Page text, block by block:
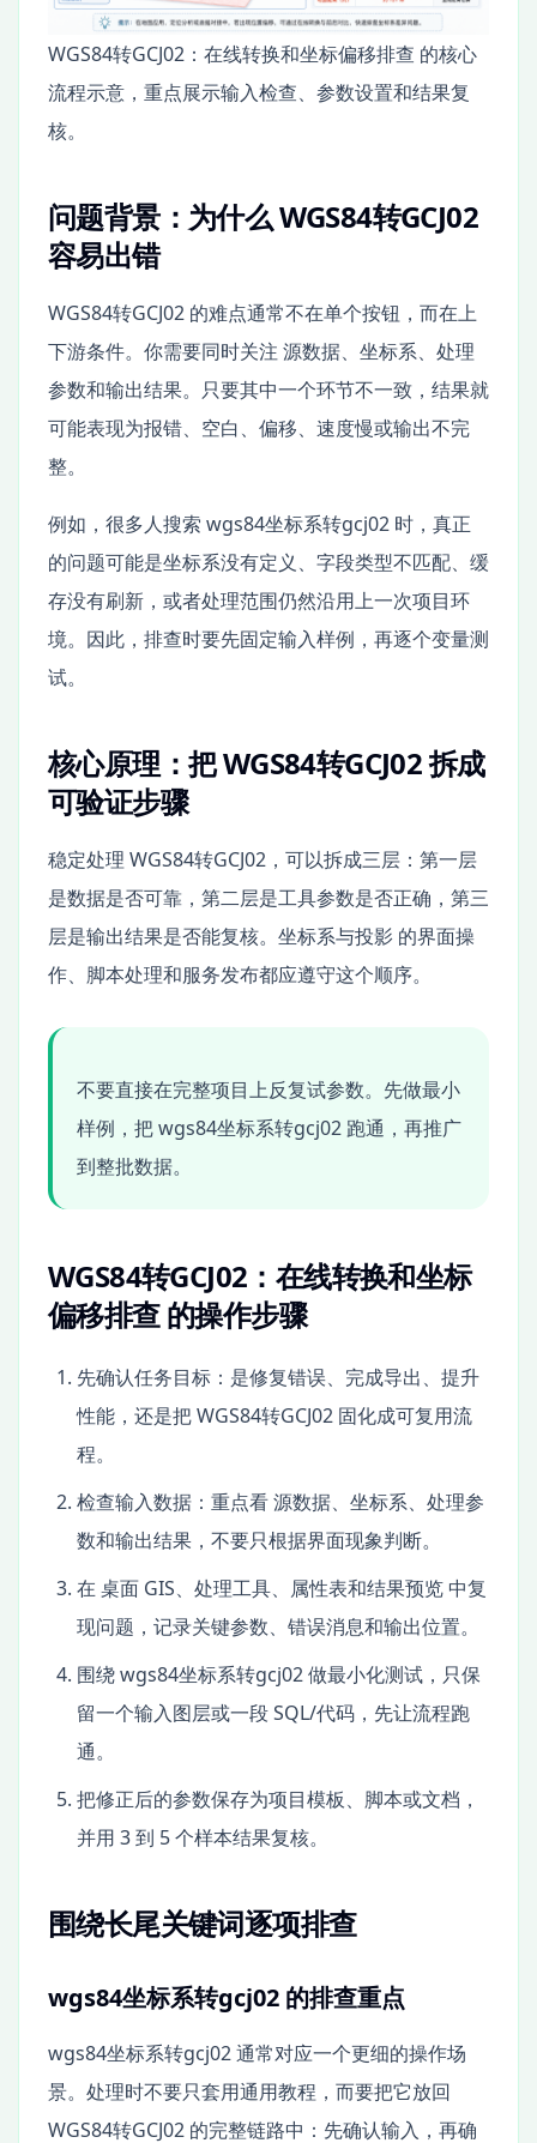
WGS84转GCJ02：在线转换和坐标偏移排查 的核心
流程示意，重点展示输入检查、参数设置和结果复
核。
问题背景：为什么 WGS84转GCJ02
容易出错
WGS84转GCJ02 的难点通常不在单个按钮，而在上
下游条件。你需要同时关注 源数据、坐标系、处理
参数和输出结果。只要其中一个环节不一致，结果就
可能表现为报错、空白、偏移、速度慢或输出不完
整。
例如，很多人搜索 wgs84坐标系转gcj02 时，真正
的问题可能是坐标系没有定义、字段类型不匹配、缓
存没有刷新，或者处理范围仍然沿用上一次项目环
境。因此，排查时要先固定输入样例，再逐个变量测
试。
核心原理：把 WGS84转GCJ02 拆成
可验证步骤
稳定处理 WGS84转GCJ02，可以拆成三层：第一层
是数据是否可靠，第二层是工具参数是否正确，第三
层是输出结果是否能复核。坐标系与投影 的界面操
作、脚本处理和服务发布都应遵守这个顺序。
不要直接在完整项目上反复试参数。先做最小
样例，把 wgs84坐标系转gcj02 跑通，再推广
到整批数据。
WGS84转GCJ02：在线转换和坐标
偏移排查 的操作步骤
先确认任务目标：是修复错误、完成导出、提升
性能，还是把 WGS84转GCJ02 固化成可复用流
程。
检查输入数据：重点看 源数据、坐标系、处理参
数和输出结果，不要只根据界面现象判断。
在 桌面 GIS、处理工具、属性表和结果预览 中复
现问题，记录关键参数、错误消息和输出位置。
围绕 wgs84坐标系转gcj02 做最小化测试，只保
留一个输入图层或一段 SQL/代码，先让流程跑
通。
把修正后的参数保存为项目模板、脚本或文档，
并用 3 到 5 个样本结果复核。
围绕长尾关键词逐项排查
wgs84坐标系转gcj02 的排查重点
wgs84坐标系转gcj02 通常对应一个更细的操作场
景。处理时不要只套用通用教程，而要把它放回
WGS84转GCJ02 的完整链路中：先确认输入，再确